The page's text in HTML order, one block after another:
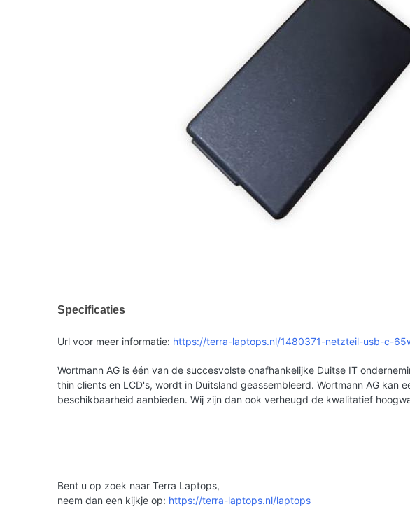
Specificaties
Url voor meer informatie: https://terra-laptops.nl/1480371-netzteil-usb-c-
Wortmann AG is één van de succesvolste onafhankelijke Duitse IT
thin clients en LCD's, wordt in Duitsland geassembleerd. Wortmann AG
beschikbaarheid aanbieden. Wij zijn dan ook verheugd de kwalitatief
Bent u op zoek naar Terra Laptops,
neem dan een kijkje op: https://terra-laptops.nl/laptops